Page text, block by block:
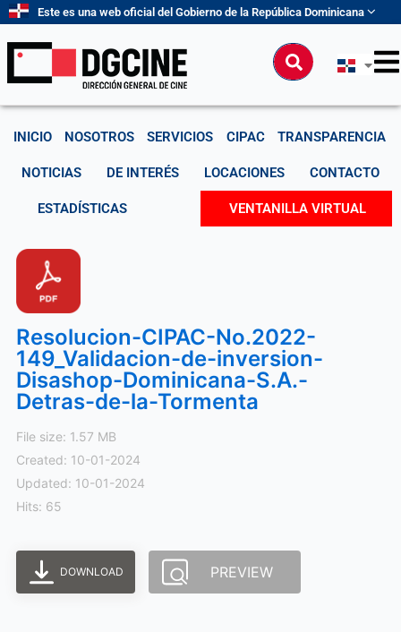
contenido
Este es una web oficial del Gobierno de la República Dominicana
Buscar
INICIO NOSOTROS SERVICIOS CIPAC TRANSPARENCIA
NOTICIAS DE INTERÉS LOCACIONES CONTACTO
ESTADÍSTICAS VENTANILLA VIRTUAL
Resolucion-CIPAC-No.2022-
149_Validacion-de-inversion-
Disashop-Dominicana-S.A.-
Detras-de-la-Tormenta
File size: 1.57 MB
Created: 10-01-2024
Updated: 10-01-2024
Hits: 65
DOWNLOAD PREVIEW